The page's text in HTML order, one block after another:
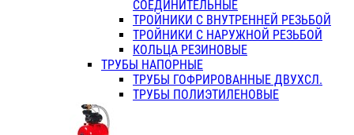
СОЕДИНИТЕЛЬНЫЕ
ТРОЙНИКИ С ВНУТРЕННЕЙ РЕЗЬБОЙ
ТРОЙНИКИ С НАРУЖНОЙ РЕЗЬБОЙ
КОЛЬЦА РЕЗИНОВЫЕ
ТРУБЫ НАПОРНЫЕ
ТРУБЫ ГОФРИРОВАННЫЕ ДВУХСЛ.
ТРУБЫ ПОЛИЭТИЛЕНОВЫЕ